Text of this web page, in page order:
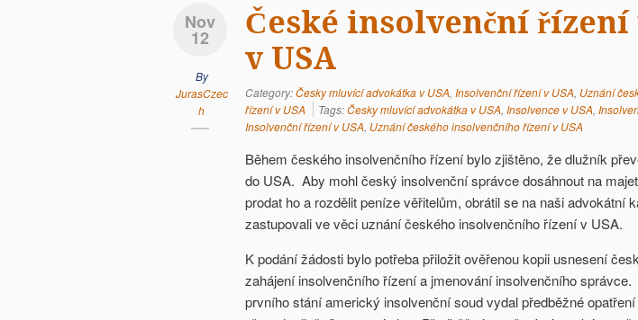
Nov
12
By
JurasCzec
h
České insolvenční řízení
v USA
Category:Česky mluvící advokátka v USA, Insolvenční řízení v USA, Uznání
řízení v USA
Tags:Česky mluvící advokátka v USA, Insolvence v USA,
Insolvenční řízení v USA, Uznání českého insolvenčního řízení v USA
Během českého insolvenčního řízení bylo zjištěno, že dlužník
do USA. Aby mohl český insolvenční správce dosáhnout na
prodat ho a rozdělit peníze věřitelům, obrátil se na naši advokátní
zastupovali ve věci uznání českého insolvenčního řízení v USA.
K podání žádosti bylo potřeba přiložit ověřenou kopii usnesení
zahájení insolvenčního řízení a jmenování insolvenčního
prvního stání americký insolvenční soud vydal předběžné